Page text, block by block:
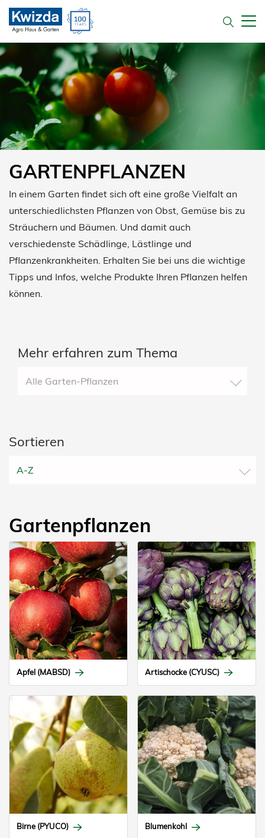
GARTENPFLANZEN
In einem Garten findet sich oft eine große Vielfalt an
unterschiedlichsten Pflanzen von Obst, Gemüse bis zu
Sträuchern und Bäumen. Und damit auch
verschiedenste Schädlinge, Lästlinge und
Pflanzenkrankheiten. Erhalten Sie bei uns die wichtige
Tipps und Infos, welche Produkte Ihren Pflanzen helfen
können.
Mehr erfahren zum Thema
Alle Garten-Pflanzen
Sortieren
A-Z
Gartenpflanzen
Apfel (MABSD) Artischocke (CYUSC)
Birne (PYUCO) Blumenkohl